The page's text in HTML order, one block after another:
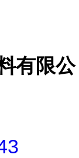
有限公